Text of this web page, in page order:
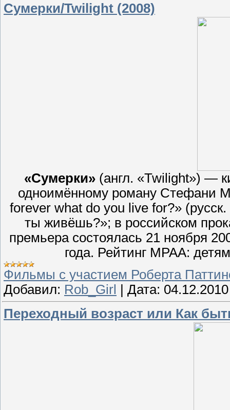
Сумерки/Twilight (2008)
«Сумерки» (англ. «Twilight») —
одноимённому роману Стефани
forever what do you live for?»
ты живёшь?»; в российском
премьера состоялась 21 ноября
года. Рейтинг MPAA:
Фильмы с участием Роберта
Добавил: Rob_Girl | Дата: 04.12.2010
Переходный возраст или Как